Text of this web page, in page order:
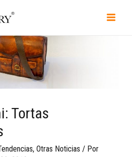
Tortas
,Otras Noticias / Por